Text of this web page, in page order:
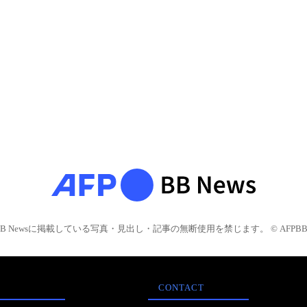
Newsに掲載している写真・見出し・記事の無断使用を禁じます。 © AFPBB
CONTACT